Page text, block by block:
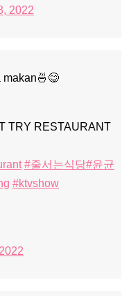
2022
makan🍜😋
TRY RESTAURANT
#줄서는식당#윤균
#ktvshow